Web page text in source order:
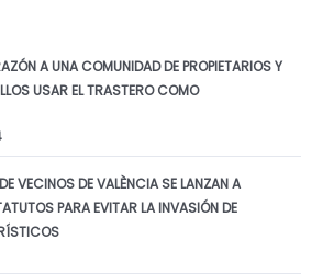
A UNA COMUNIDAD DE PROPIETARIOS Y
USAR EL TRASTERO COMO
VECINOS DE VALÈNCIA SE LANZAN A
PARA EVITAR LA INVASIÓN DE